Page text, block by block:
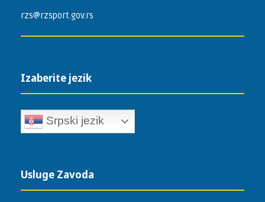
rzs@rzsport.gov.rs
Izaberite jezik
Srpski jezik
Usluge Zavoda